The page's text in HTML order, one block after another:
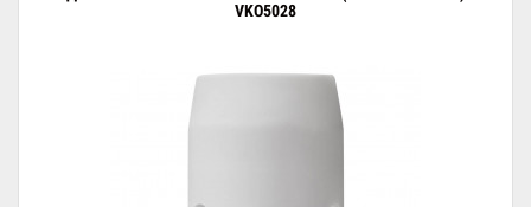
VKO5028